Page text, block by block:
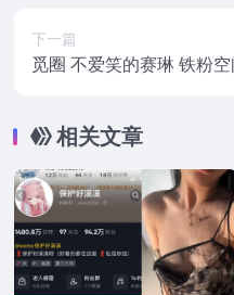
下一篇
觅圈 不爱笑的赛琳 铁粉
相关文章